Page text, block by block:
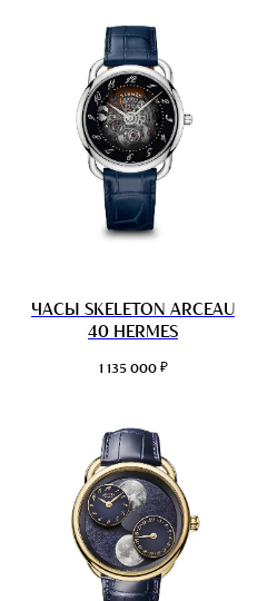
ЧАСЫ SKELETON ARCEAU
40 HERMES
1 135 000 ₽